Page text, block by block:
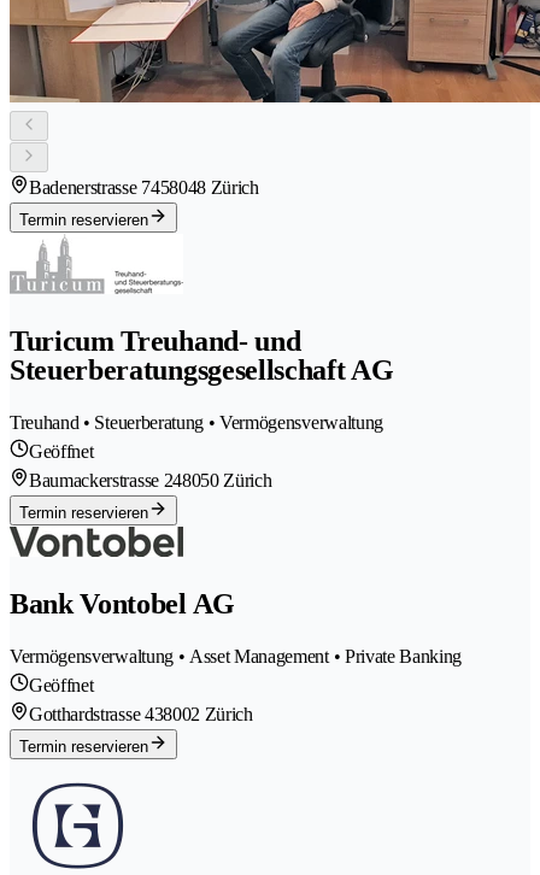
Badenerstrasse 7458048 Zürich
Termin reservieren
Turicum Treuhand- und
Steuerberatungsgesellschaft AG
Treuhand • Steuerberatung • Vermögensverwaltung
Geöffnet
Baumackerstrasse 248050 Zürich
Termin reservieren
Bank Vontobel AG
Vermögensverwaltung • Asset Management • Private Banking
Geöffnet
Gotthardstrasse 438002 Zürich
Termin reservieren